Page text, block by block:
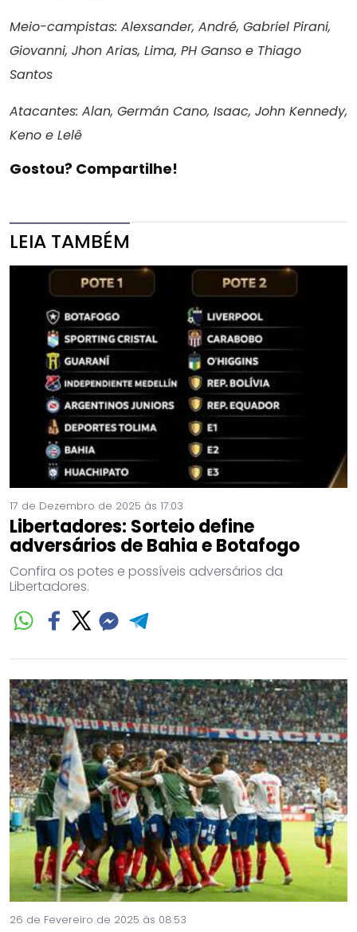
Meio-campistas: Alexsander, André, Gabriel Pirani,
Giovanni, Jhon Arias, Lima, PH Ganso e Thiago
Santos
Atacantes: Alan, Germán Cano, Isaac, John Kennedy,
Keno e Lelê
Gostou? Compartilhe!
LEIA TAMBÉM
17 de Dezembro de 2025 às 17:03
Libertadores: Sorteio define
adversários de Bahia e Botafogo
Confira os potes e possíveis adversários da
Libertadores.
26 de Fevereiro de 2025 às 08:53